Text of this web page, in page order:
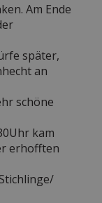
Am Ende
später,
an
schöne
kam
erhofften